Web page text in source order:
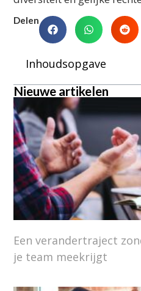
Delen
Inhoudsopgave
Nieuwe artikelen
Een verandertraject
je team meekrijgt